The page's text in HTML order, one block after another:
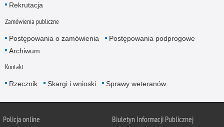
Rekrutacja
Zamówienia publiczne
Postępowania o zamówienia
Postępowania podprogowe
Archiwum
Kontakt
Rzecznik Skargi i wnioski Sprawy weteranów
Policjaonline Biuletyn Informacji Publicznej